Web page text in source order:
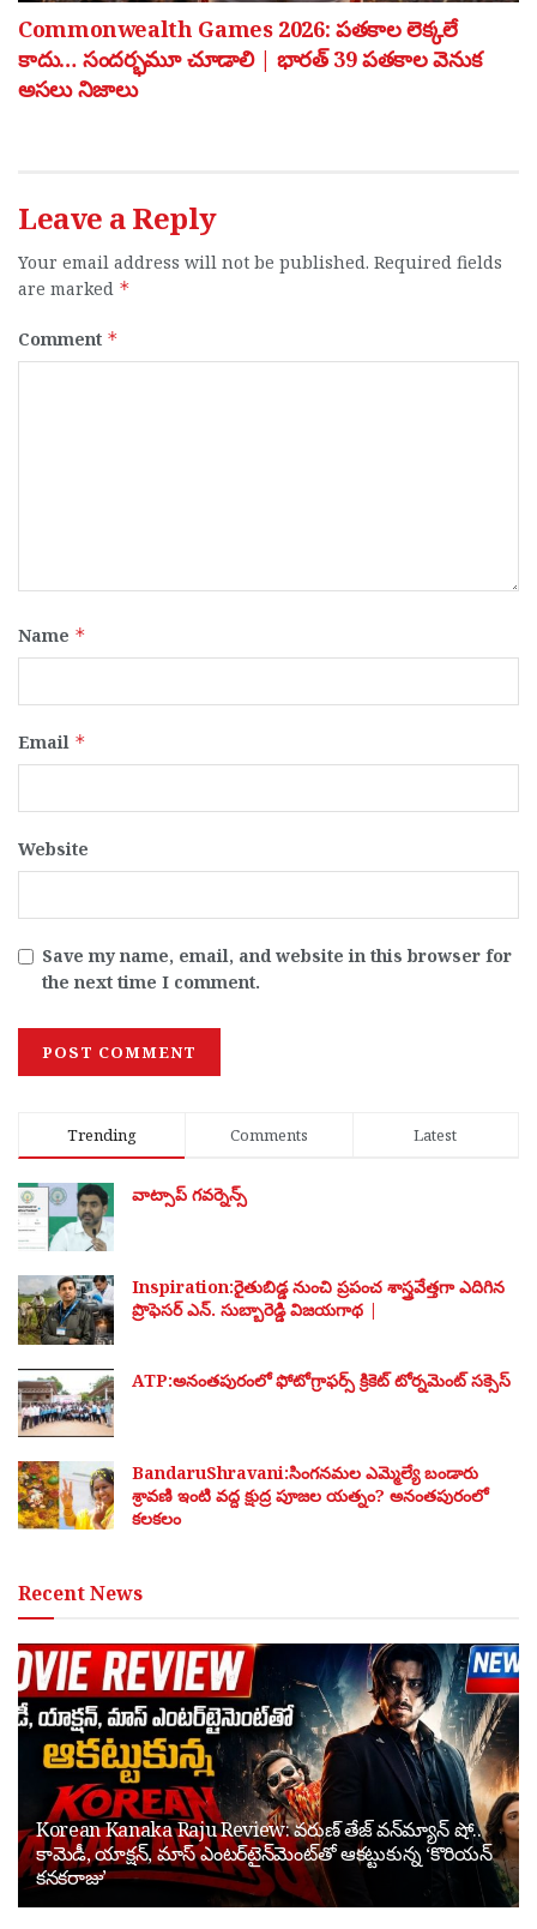
Commonwealth Games 2026: పతకాల లెక్కలే
కాదు… సందర్భమూ చూడాలి | భారత్ 39 పతకాల వెనుక
అసలు నిజాలు
Leave a Reply
Your email address will not be published. Required fields
are marked *
Comment *
Name *
Email *
Website
Save my name, email, and website in this browser for
the next time I comment.
Trending Comments Latest
వాట్సాప్ గవర్నెన్స్
Inspiration:రైతుబిడ్డ నుంచి ప్రపంచ శాస్త్రవేత్తగా ఎదిగిన
ప్రొఫెసర్ ఎన్. సుబ్బారెడ్డి విజయగాథ |
ATP:అనంతపురంలో ఫోటోగ్రాఫర్స్ క్రికెట్ టోర్నమెంట్ సక్సెస్
BandaruShravani:సింగనమల ఎమ్మెల్యే బండారు
శ్రావణి ఇంటి వద్ద క్షుద్ర పూజల యత్నం? అనంతపురంలో
కలకలం
Recent News
Korean Kanaka Raju Review: వరుణ్ తేజ్ వన్‌మ్యాన్ షో..
కామెడీ, యాక్షన్, మాస్ ఎంటర్‌టైన్‌మెంట్‌తో ఆకట్టుకున్న ‘కొరియన్
కనకరాజు’